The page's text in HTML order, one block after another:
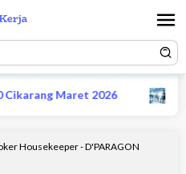
Maret 2026
Housekeeper - D'PARAGON